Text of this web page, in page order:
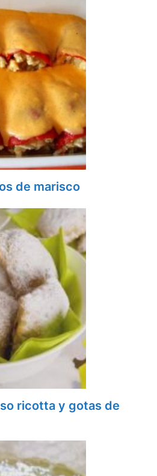
de marisco
ricotta y gotas de